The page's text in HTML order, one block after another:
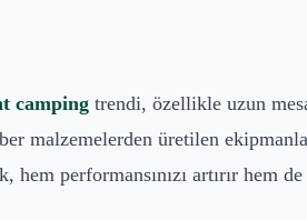
camping trendi, özellikle uzun
malzemelerden üretilen
hem performansınızı artırır hem